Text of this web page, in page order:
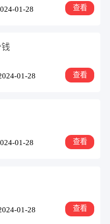
01-28 查看
01-28 查看
01-28 查看
01-28 查看